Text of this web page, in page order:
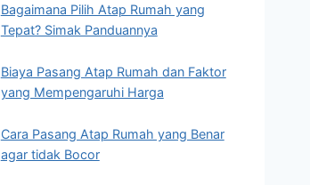
Bagaimana Pilih Atap Rumah yang
Tepat? Simak Panduannya
Biaya Pasang Atap Rumah dan Faktor
yang Mempengaruhi Harga
Cara Pasang Atap Rumah yang Benar
agar tidak Bocor